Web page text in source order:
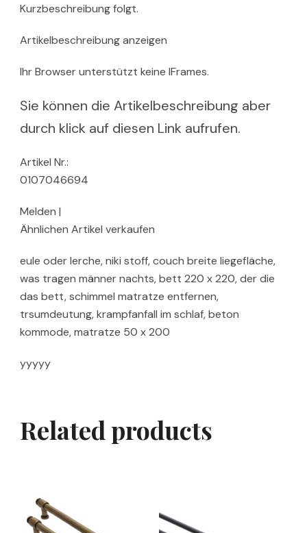
Kurzbeschreibung folgt.
Artikelbeschreibung anzeigen
Ihr Browser unterstützt keine IFrames.
Sie können die Artikelbeschreibung aber
durch klick auf diesen Link aufrufen.
Artikel Nr.:
0107046694
Melden |
Ähnlichen Artikel verkaufen
eule oder lerche, niki stoff, couch breite liegefläche,
was tragen männer nachts, bett 220 x 220, der die
das bett, schimmel matratze entfernen,
trsumdeutung, krampfanfall im schlaf, beton
kommode, matratze 50 x 200
yyyyy
Related products